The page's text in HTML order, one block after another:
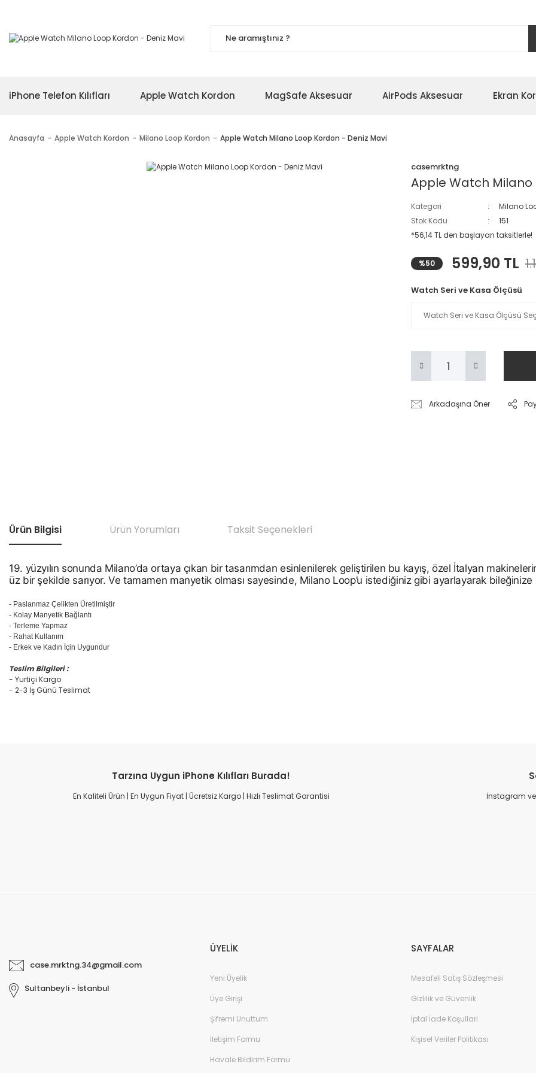
iPhone Telefon Kılıfları Apple Watch Kordon MagSafe Aksesuar AirPods Aksesuar Ekran
Anasayfa Apple Watch Kordon Milano Loop Kordon Apple Watch Milano Loop Kordon - Deniz Mavi
casemrktng
Apple Watch Milano
Kategori
Milano
Stok Kodu
151
*56,14 TL den başlayan taksitlerle!
%50 599,90 TL
Watch Seri ve Kasa Ölçüsü
Arkadaşına Öner
Ürün Bilgisi Ürün Yorumları Taksit Seçenekleri
19. yüzyılın sonunda Milano’da ortaya çıkan bir tasarımdan esinlenilerek geliştirilen bu kayış, özel İtalyan
üz bir şekilde sarıyor. Ve tamamen manyetik olması sayesinde, Milano Loop’u istediğiniz gibi ayarlayarak
- Paslanmaz Çelikten Üretilmiştir
- Kolay Manyetik Bağlantı
- Terleme Yapmaz
- Rahat Kullanım
- Erkek ve Kadın İçin Uygundur
Teslim Bilgileri :
- Yurtiçi Kargo
- 2-3 İş Günü Teslimat
Tarzına Uygun iPhone Kılıfları Burada!
En Kaliteli Ürün | En Uygun Fiyat | Ücretsiz Kargo | Hızlı Teslimat Garantisi İnstagram ve
case.mrktng.34@gmail.com
Sultanbeyli - İstanbul
ÜYELİK
Yeni Üyelik
Üye Girişi
Şifremi Unuttum
İletişim Formu
Havale Bildirim Formu
SAYFALAR
Mesafeli Satış Sözleşmesi
Gizlilik ve Güvenlik
İptal İade Koşullari
Kişisel Veriler Politikası